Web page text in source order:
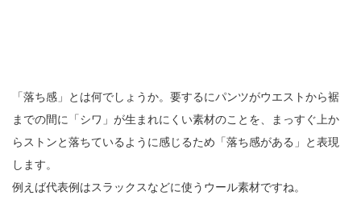
「落ち感」とは何でしょうか。要するにパンツがウエストから裾
までの間に「シワ」が生まれにくい素材のことを、まっすぐ上か
らストンと落ちているように感じるため「落ち感がある」と表現
します。
例えば代表例はスラックスなどに使うウール素材ですね。